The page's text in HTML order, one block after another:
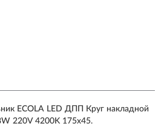
ECOLA LED ДПП Круг накладной
220V 4200K 175x45.